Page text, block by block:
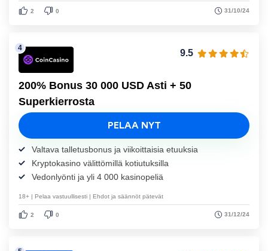
31/10/24
2 0
31/12/24
200% Bonus 30 000 USD Asti + 50
Superkierrosta
Valtava talletusbonus ja viikoittaisia etuuksia
Kryptokasino välittömillä kotiutuksilla
Vedonlyönti ja yli 4 000 kasinopeliä
9.5
PELAA NYT
2 0
18+ | Pelaa vastuullisesti | Ehdot ja säännöt pätevät